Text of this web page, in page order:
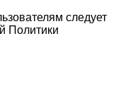
следует
Политики